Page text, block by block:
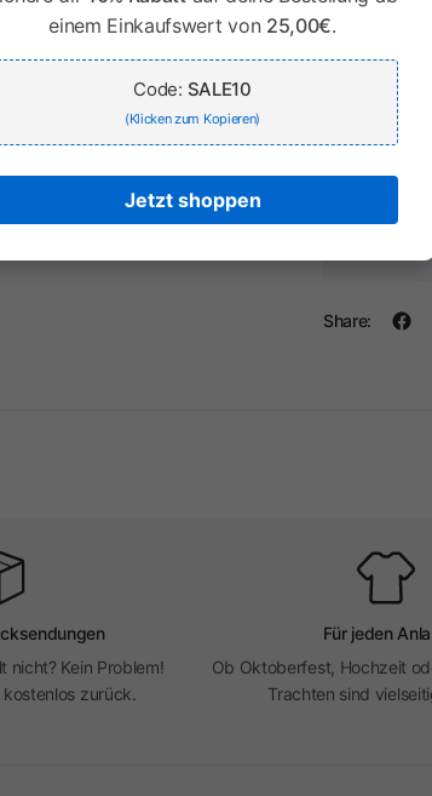
Ihr
Share:
mit modernem Touch –
Anlass.
Hochzeit oder Alltag – unsere
tragbar.
nicht? Kein Problem!
zurück.
Für jeden
Ob Oktoberfest, Hochzeit
Trachten sind
einem Einkaufswert von 25,00€.
Code: SALE10
(Klicken zum Kopieren)
Jetzt shoppen